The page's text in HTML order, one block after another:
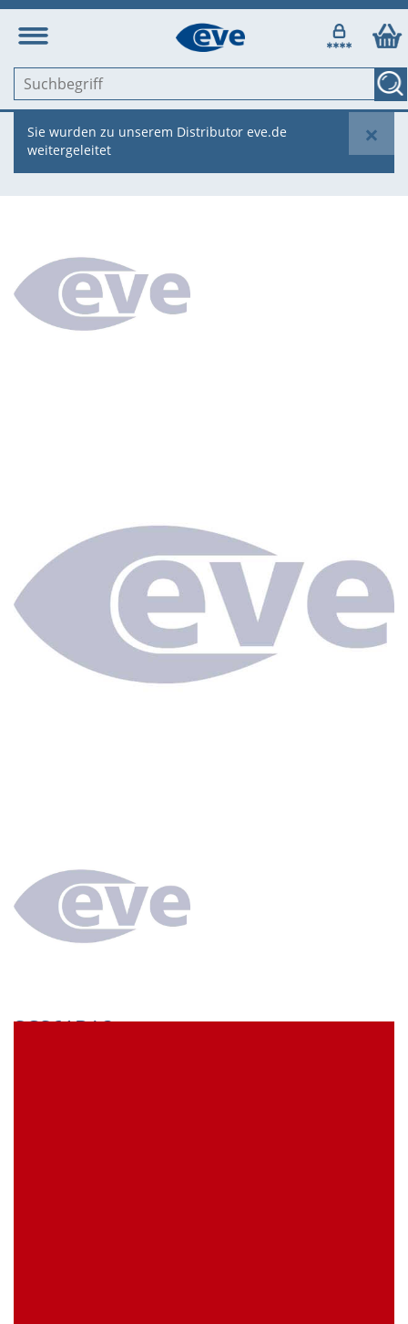
×
Sie wurden zu unserem Distributor eve.de
weitergeleitet
SCS61BA3